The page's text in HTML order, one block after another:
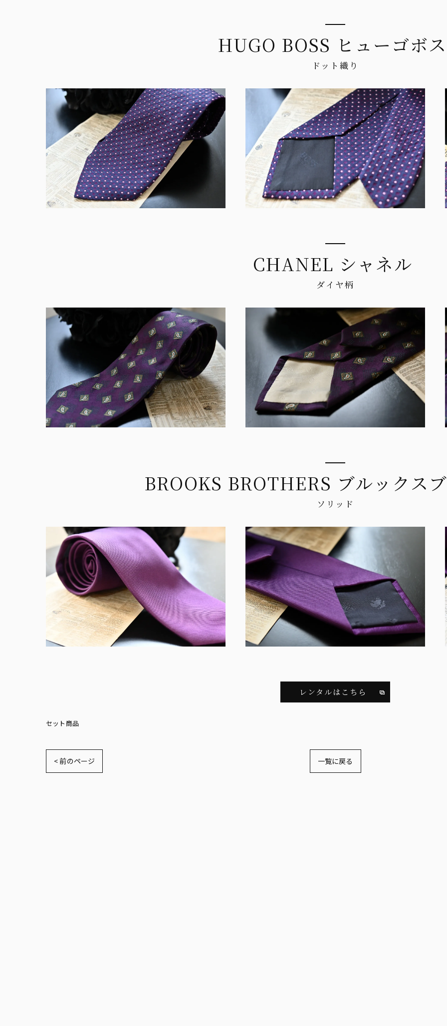
HUGO BOSS ヒューゴボ
ドット織り
CHANEL シャネル
ダイヤ柄
BROOKS BROTHERS ブルックス
ソリッド
レンタルはこちら
セット商品
< 前のページ 一覧に戻る